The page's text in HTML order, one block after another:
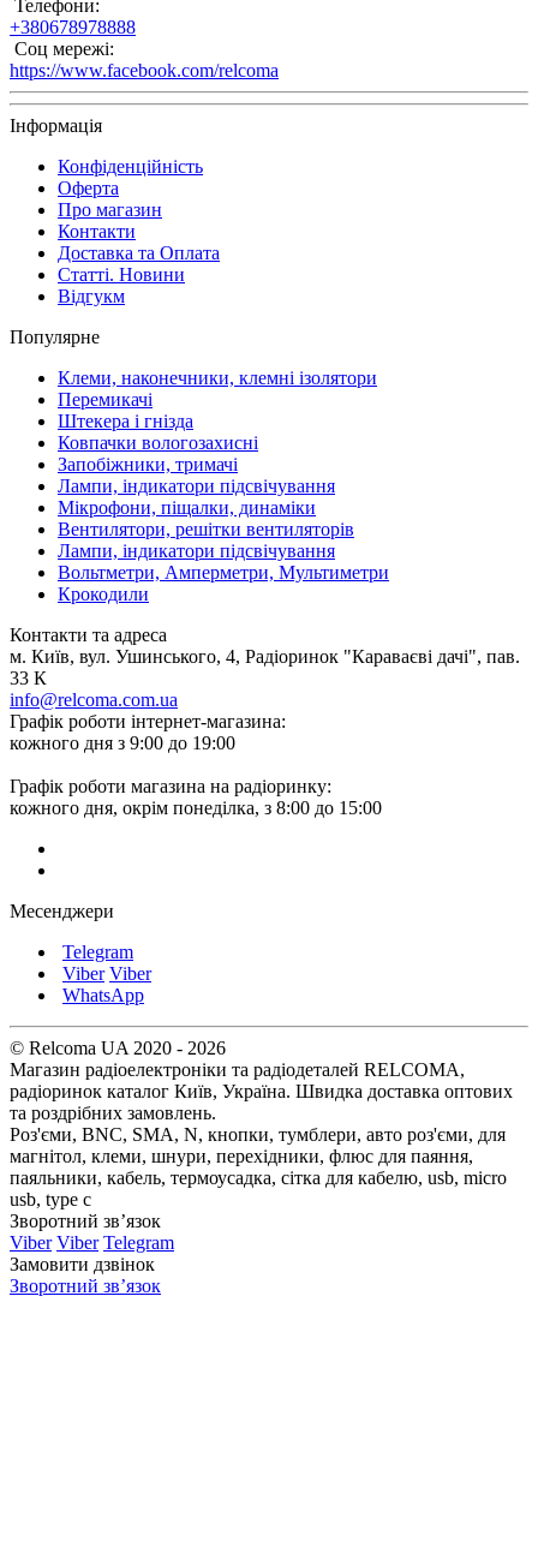
Телефони:
+380678978888
Соц мережі:
https://www.facebook.com/relcoma
Інформація
Конфіденційність
Оферта
Про магазин
Контакти
Доставка та Оплата
Статті. Новини
Відгукм
Популярне
Клеми, наконечники, клемні ізолятори
Перемикачі
Штекера і гнізда
Ковпачки вологозахисні
Запобіжники, тримачі
Лампи, індикатори підсвічування
Мікрофони, піщалки, динаміки
Вентилятори, решітки вентиляторів
Лампи, індикатори підсвічування
Вольтметри, Амперметри, Мультиметри
Крокодили
Контакти та адреса
м. Київ, вул. Ушинського, 4, Радіоринок "Караваєві дачі", пав.
33 К
info@relcoma.com.ua
Графік роботи інтернет-магазина:
кожного дня з 9:00 до 19:00
Графік роботи магазина на радіоринку:
кожного дня, окрім понеділка, з 8:00 до 15:00
Месенджери
Telegram
Viber Viber
WhatsApp
© Relcoma UA 2020 - 2026
Магазин радіоелектроніки та радіодеталей RELCOMA,
радіоринок каталог Київ, Україна. Швидка доставка оптових
та роздрібних замовлень.
Роз'єми, BNC, SMA, N, кнопки, тумблери, авто роз'єми, для
магнітол, клеми, шнури, перехідники, флюс для паяння,
паяльники, кабель, термоусадка, сітка для кабелю, usb, micro
usb, type c
Зворотний зв’язок
Viber Viber Telegram
Замовити дзвінок
Зворотний зв’язок